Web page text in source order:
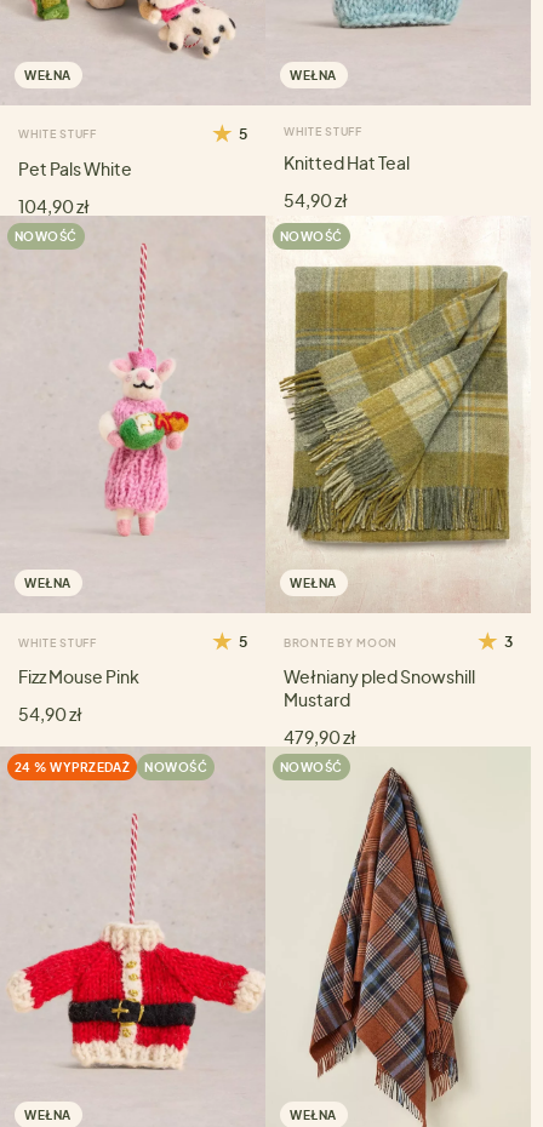
WEŁNA
WHITE STUFF 5
Pet Pals White
104,90 zł
WEŁNA
WHITE STUFF
Knitted Hat Teal
54,90 zł
NOWOŚĆ
WEŁNA
WHITE STUFF 5
Fizz Mouse Pink
54,90 zł
NOWOŚĆ
WEŁNA
BRONTE BY MOON 3
Wełniany pled Snowshill
Mustard
479,90 zł
24 % WYPRZEDAŻ NOWOŚĆ
WEŁNA
NOWOŚĆ
WEŁNA